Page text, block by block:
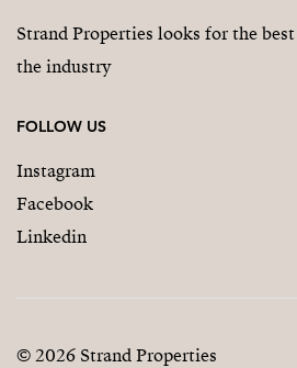
Strand Properties looks for the
the industry
FOLLOW US
Instagram
Facebook
Linkedin
© 2026 Strand Properties